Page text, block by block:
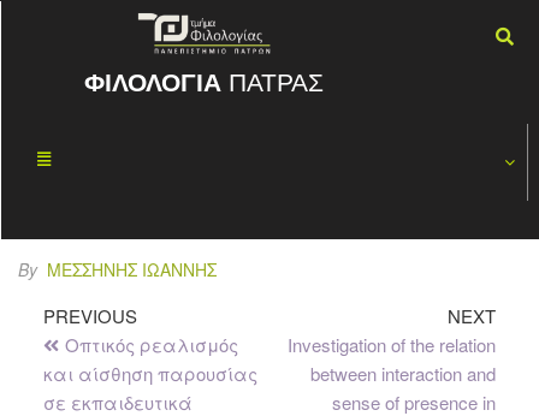
ΦΙΛΟΛΟΓΙΑ ΠΑΤΡΑΣ
04
By ΜΕΣΣΉΝΗΣ ΙΩΆΝΝΗΣ
PREVIOUS
Οπτικός ρεαλισμός
και αίσθηση παρουσίας
σε εκπαιδευτικά
NEXT
Investigation of the relation
between interaction and
sense of presence in